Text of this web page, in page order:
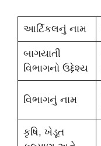
આર્ટિકલનું નામ
બાગયાતી
વિભાગનો ઉદ્દેશ્ય
વિભાગનું નામ
કૃષિ, ખેડૂત